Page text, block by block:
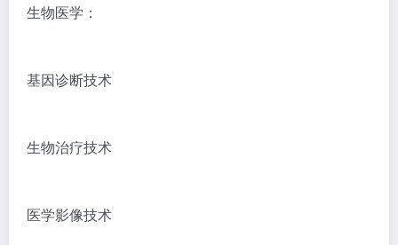
生物医学：
基因诊断技术
生物治疗技术
医学影像技术